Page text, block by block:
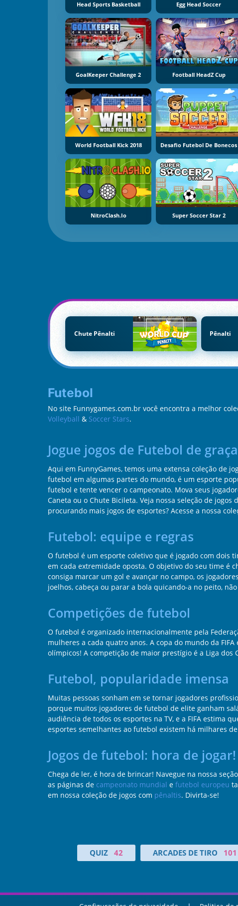
Head Sports Basketball Egg Head Soccer
GoalKeeper Challenge 2 Football HeadZ Cup
World Football Kick 2018 Desafio Futebol De Bonecos
NitroClash.io Super Soccer Star 2
Chute Pênalti Pênalti
Futebol
No site Funnygames.com.br você encontra a melhor
Volleyball & Soccer Stars.
Jogue jogos de Futebol de
Aqui em FunnyGames, temos uma extensa coleção de
futebol em algumas partes do mundo, é um esporte
futebol e tente vencer o campeonato. Mova seus
Caneta ou o Chute Bicileta. Veja nossa seleção de
procurando mais jogos de esportes? Acesse a nossa
Futebol: equipe e regras
O futebol é um esporte coletivo que é jogado com dois
em cada extremidade oposta. O objetivo do seu time é
consiga marcar um gol e avançar no campo, os
joelhos, cabeça ou parar a bola quicando-a no peito,
Competições de futebol
O futebol é organizado internacionalmente pela
mulheres a cada quatro anos. A copa do mundo da
olímpicos! A competição de maior prestígio é a Liga
Futebol, popularidade imensa
Muitas pessoas sonham em se tornar jogadores
porque muitos jogadores de futebol de elite ganham
audiência de todos os esportes na TV, e a FIFA estima
esportes semelhantes ao futebol existem há milhares
Jogos de futebol: hora de jogar!
Chega de ler, é hora de brincar! Navegue na nossa
as páginas de campeonato mundial e futebol europeu
em nossa coleção de jogos com pênaltis. Divirta-se!
QUIZ 42 ARCADES DE TIRO 101